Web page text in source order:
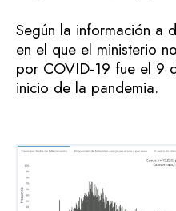
Según la información a
en el que el ministerio
por COVID-19 fue el 9
inicio de la pandemia.